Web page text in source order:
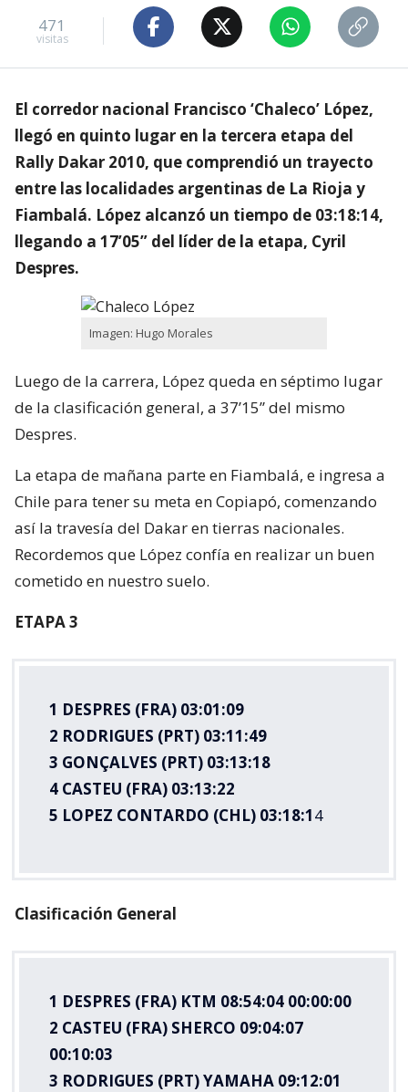
471
visitas
El corredor nacional Francisco ‘Chaleco’ López,
llegó en quinto lugar en la tercera etapa del
Rally Dakar 2010, que comprendió un trayecto
entre las localidades argentinas de La Rioja y
Fiambalá. López alcanzó un tiempo de 03:18:14,
llegando a 17’05” del líder de la etapa, Cyril
Despres.
Imagen: Hugo Morales
Luego de la carrera, López queda en séptimo lugar
de la clasificación general, a 37’15” del mismo
Despres.
La etapa de mañana parte en Fiambalá, e ingresa a
Chile para tener su meta en Copiapó, comenzando
así la travesía del Dakar en tierras nacionales.
Recordemos que López confía en realizar un buen
cometido en nuestro suelo.
ETAPA 3
1 DESPRES (FRA) 03:01:09
2 RODRIGUES (PRT) 03:11:49
3 GONÇALVES (PRT) 03:13:18
4 CASTEU (FRA) 03:13:22
5 LOPEZ CONTARDO (CHL) 03:18:14
Clasificación General
1 DESPRES (FRA) KTM 08:54:04 00:00:00
2 CASTEU (FRA) SHERCO 09:04:07
00:10:03
3 RODRIGUES (PRT) YAMAHA 09:12:01